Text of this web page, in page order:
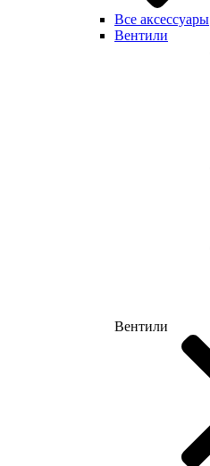
Все аксессуары
Вентили
Вентили